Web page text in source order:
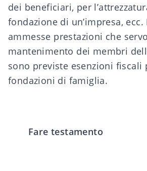
dei beneficiari, per
fondazione di un’impresa,
ammesse prestazioni che
mantenimento dei membri
sono previste esenzioni fiscali
fondazioni di famiglia.
Fare testamento